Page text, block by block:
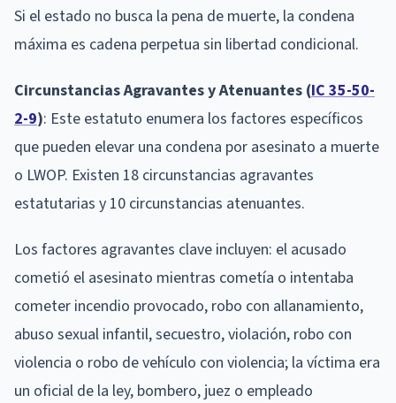
Si el estado no busca la pena de muerte, la condena
máxima es cadena perpetua sin libertad condicional.
Circunstancias Agravantes y Atenuantes (IC 35-50-
2-9): Este estatuto enumera los factores específicos
que pueden elevar una condena por asesinato a muerte
o LWOP. Existen 18 circunstancias agravantes
estatutarias y 10 circunstancias atenuantes.
Los factores agravantes clave incluyen: el acusado
cometió el asesinato mientras cometía o intentaba
cometer incendio provocado, robo con allanamiento,
abuso sexual infantil, secuestro, violación, robo con
violencia o robo de vehículo con violencia; la víctima era
un oficial de la ley, bombero, juez o empleado